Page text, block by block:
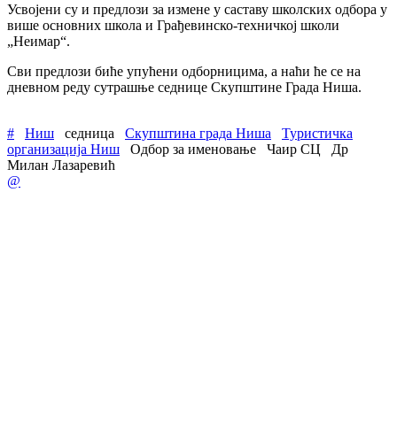
Усвојени су и предлози за измене у саставу школских одбора у
више основних школа и Грађевинско-техничкој школи
„Неимар“.
Сви предлози биће упућени одборницима, а наћи ће се на
дневном реду сутрашње седнице Скупштине Града Ниша.
# Ниш седница Скупштина града Ниша
Туристичка
организација Ниш
Одбор за именовање Чаир СЦ
Др
Милан Лазаревић
@